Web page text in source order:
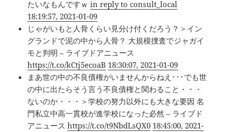
たいなもんですｗin reply to consult_local
18:19:57, 2021-01-09
じゃがいもと人骨くらい見分け付くだろう？＞イン
グランドで泥の中から人骨？ 大規模捜査でジャガイ
モと判明 – ライブドアニュース
https://t.co/kCtj5ecoaB 18:30:07, 2021-01-09
まあ世の中の不良債権がいませんからねえ･･･でも世
の中に出たらそう言う不良債権と関わること・・・
ないのか・・・＞学校の努力以外にも大きな要因 名
門私立中高一貫校が進学校になった必然 – ライブド
アニュースhttps://t.co/t9NbdLsQX0 18:45:00, 2021-